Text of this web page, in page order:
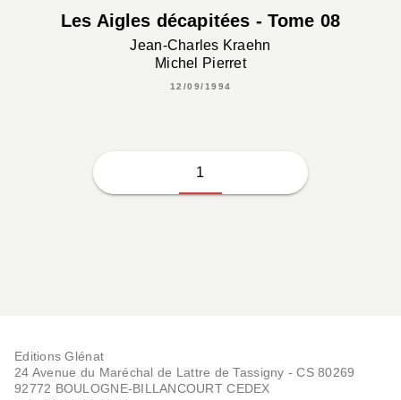
Les Aigles décapitées - Tome 08
Jean-Charles Kraehn
Michel Pierret
12/09/1994
1
Editions Glénat
24 Avenue du Maréchal de Lattre de Tassigny - CS 80269
92772 BOULOGNE-BILLANCOURT CEDEX